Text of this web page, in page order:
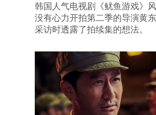
韩国人气电视剧《鱿鱼游戏》
没有心力开拍第二季的导演黄
采访时透露了拍续集的想法。